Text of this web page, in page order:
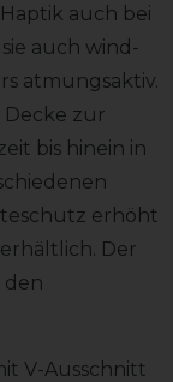
auch bei
auch wind-
atmungsaktiv.
zur
bis hinein in
erhöht
Der
den
V-Ausschnitt